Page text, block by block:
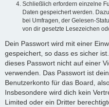
Schließlich erfordern einzelne
Daten gespeichert werden.
bei Umfragen, der Gelesen-
von dir gesetzte Lesezeichen
Dein Passwort wird mit einer
gespeichert, so dass es sicher
dieses Passwort nicht auf einer
verwenden. Das Passwort ist
Benutzerkonto für das Board,
Insbesondere wird dich kein
Limited oder ein Dritter